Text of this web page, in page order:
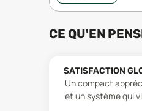
CE QU'EN
SATISFACTION
Un compact
et un système qui